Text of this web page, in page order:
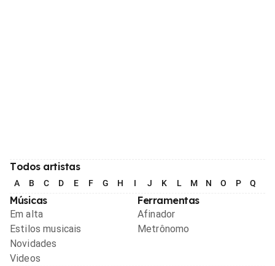
Todos artistas
A B C D E F G H I J K L M N O P Q
Músicas
Em alta
Estilos musicais
Novidades
Videos
Ferramentas
Afinador
Metrônomo